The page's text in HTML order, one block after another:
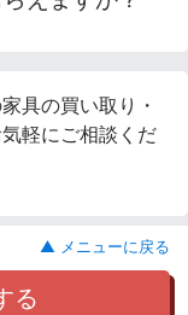
具の買い取り・
軽にご相談くだ
▲ メニューに戻る
る